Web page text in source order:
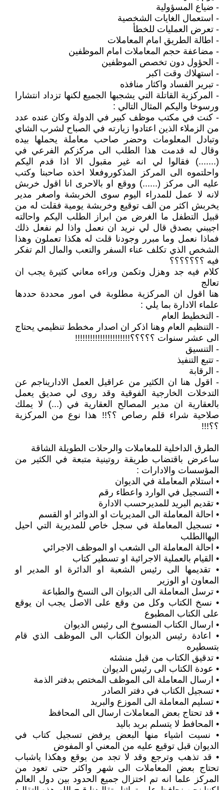
- ضياع المسؤولية
- استعمال الغايات الشخصية
- تعرض العمليات للخطأ
- اطالة الطريق امام المعاملات
- مضاعفة حجم المعاملات امام الموظفين
- الحؤول دون تخصص الموظفين
- استهلاك وقت اكبر
- تبرير الفساد واكثار منافذه
- المركزية القاتلة التي يشجبها الجميع لكنها تزداد انتشارا
ورسوخا واليكم المثال التالي :
- كنت في مكتب موظف كبير في الدولة وكان عنده عدد
من الزملاء الذين اعتادوا زيارته في الصباح لشرب الشاي
وتبادل المعلومات وحضر صاحب معاملة يحملها بيده
وقال له قدمت هذا الطلب الى مركزكم الفرعي في
(.......) فقالوا لي انه غير مقبول الا اذا قدم اليكم
واحلتموه الى المركز المذكوروفعلا اخذه صاحبنا وكتب
عليه الى مركز (......) ووقع او بالاحرى انا اقول خربش
لانه لا عمل للمدراء اليوم سوى الخربشة واصغر مدير
يخربش اكثر من الف توقيع وخربشة يومية فقلت له من
قبيل التطفل ما الغرض من ابراز الطلب اليكم واحالته
اجيبني بصدق قال لي نريد ان نعمل واذا لم نفعل ذلك
فماذا نعمل وما مبرر وجودنا قلت له هكذا تعملون وهذا
الشخص الذي تكلف عناء السفر والتعب والمال الم تفكر
فيه ؟؟؟؟؟؟؟
كلام فيه جد وهزل وتكمن وراءه معاني كثيرة يجب ان
تعالج
هنا اقول ان المركزية مطلوبة في امور محددة حددها
علماء الادارة بما يلي :
- التخطيط العام
- التنظيم العام وهنا اذكر ان اصدار مخطط تنظيمي يحتاج
الى عشر سنوات ؟؟؟؟؟!!!!!!!!!!!!!!!!!!!!!!
- التنسيق
- تتبع التنفيذ
- الرقابة
- اقول هنا ان الكثير من عراقيل العمل الاداريناجم عن
التدخلات الخارجية الفوقية وقد روى لي صديق يعمل
بالعقارية ان مدير المصالح العقارية في (...) لا يملك
صلاحية شراء قلم رصاص ؟؟!! هذا نوع من المركزية
؟؟!!!
الطرق الداخلية للمعاملات والرحلات الطويلة الشاقة
ساعرض باقتضاب طريقة روتينية متبعة في الكثير من
المؤسسات والادارات :
• استلام المعاملة في الديوان
• التسجيل في الوارد واعطاء رقم
• تقديم البريد للمديرحسب الادارة
• احالة المعاملة الى المديريات او الدوائر او القسم
• تسجيل المعاملة في سجل خاص للمديرية التي احيل
اليهاالطلب
• احالة المعاملة الى الشعب او الموظف الاجرائي
• القيام بالعملية الاجرائية او تسطير كتاب
• تقديمها الى رئيس الشعبة او الدائرة او المدير او
المعاون او الوزير
• ترسل المعاملة الى الديوان الى النسخ والطباعة
• نسخ الكتاب وكل من وقع على الاصل يجب ان يوقع
على الكتاب المطبوع
• ارسال الكتاب المنسوخ الى رئيس الديوان
• اعادة رئيس الديوان الكتاب الى الموظف الذي قام
بتسطيره
• تدقيق الكتاب من قبل منشئه
• عودة الكتاب الى رئيس الديوان
• ارسال المعاملة الى الموظف المختص بدفتر الذمة
• تسجيل الكتاب في دفتر الصادر
• تسليم المعاملة الى الموزع والبريد
• قد تحتاج بعض المعاملات ارسال الى المحافظ
• المحافط لا يتسلم بريد باليد
• نسيت اشياء منها البعض يرفض تسجيل كتاب في
الديوان قبل توقيع عليه من المعني او المفوض
• قد تذهب وترجع وقد لا تجد من يوقع وهكذا ياشباب
تحتاج بعض المعاملات الى شهر واكثر حتى تعود من
المركز علما انه تم اختزال جميع الحدود بين دول العالم